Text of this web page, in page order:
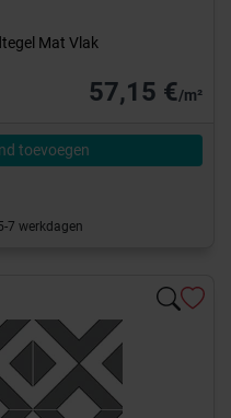
Mat Vlak
57,15 €/m²
toevoegen
7 werkdagen